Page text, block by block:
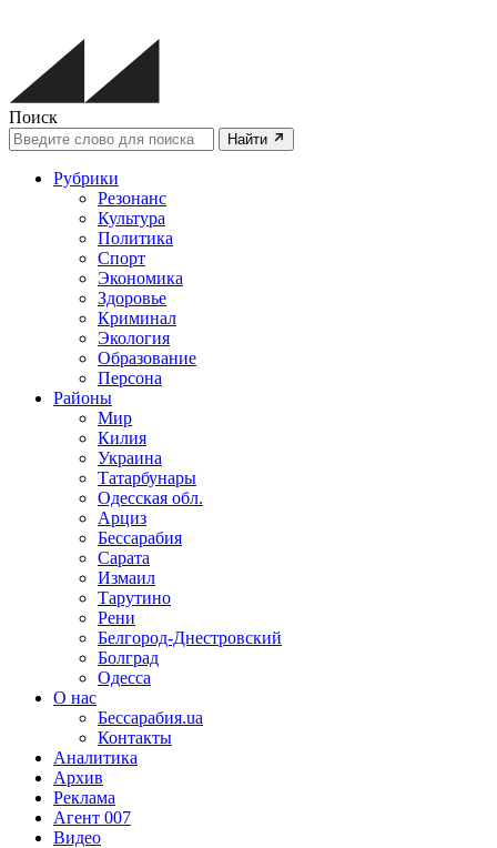
Поиск
Найти
Рубрики
Резонанс
Культура
Политика
Спорт
Экономика
Здоровье
Криминал
Экология
Образование
Персона
Районы
Мир
Килия
Украина
Татарбунары
Одесская обл.
Арциз
Бессарабия
Сарата
Измаил
Тарутино
Рени
Белгород-Днестровский
Болград
Одесса
О нас
Бессарабия.ua
Контакты
Аналитика
Архив
Реклама
Агент 007
Видео